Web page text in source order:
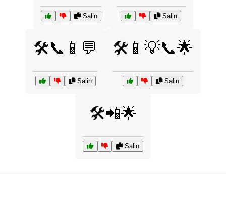
Salin Salin
🛠️📞📱💬
Salin
🛠️📱💡📞🌟
Salin
🛠️📲🌟
Salin